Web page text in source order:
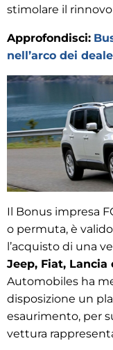
stimolare il
Approfondisci:
nell’arco dei
Il Bonus impresa
o permuta, è
l’acquisto di una
Jeep, Fiat, Lancia
Automobiles ha
disposizione un
esaurimento, per
vettura